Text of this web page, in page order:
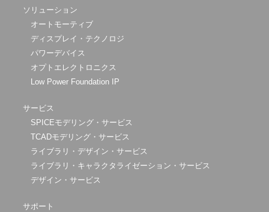
ソリューション
オートモーティブ
ディスプレイ・テクノロジ
パワーデバイス
オプトエレクトロニクス
Low Power Foundation IP
サービス
SPICEモデリング・サービス
TCADモデリング・サービス
ライブラリ・デザイン・サービス
ライブラリ・キャラクタライゼーション・サービス
デザイン・サービス
サポート